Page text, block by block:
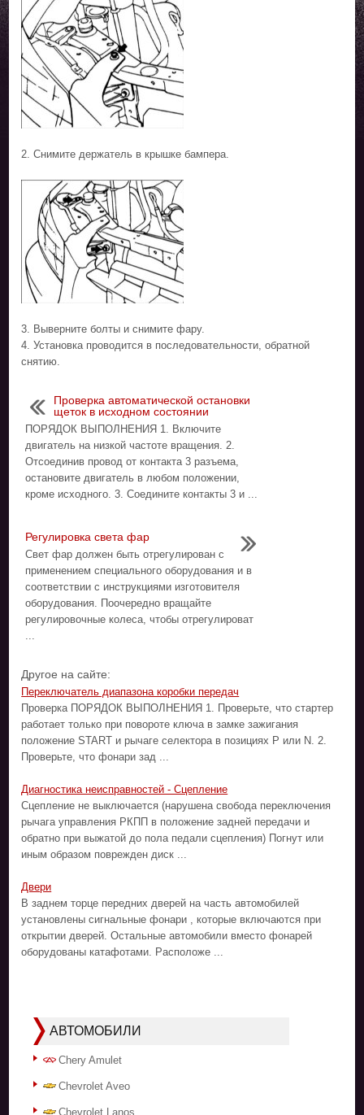
2. Снимите держатель в крышке бампера.
3. Выверните болты и снимите фару.
4. Установка проводится в последовательности, обратной
снятию.
Проверка автоматической остановки
щеток в исходном состоянии
ПОРЯДОК ВЫПОЛНЕНИЯ 1. Включите
двигатель на низкой частоте вращения. 2.
Отсоединив провод от контакта 3 разъема,
остановите двигатель в любом положении,
кроме исходного. 3. Соедините контакты 3 и ...
Регулировка света фар
Свет фар должен быть отрегулирован с
применением специального оборудования и в
соответствии с инструкциями изготовителя
оборудования. Поочередно вращайте
регулировочные колеса, чтобы отрегулироват
Другое на сайте:
Переключатель диапазона коробки передач
Проверка ПОРЯДОК ВЫПОЛНЕНИЯ 1. Проверьте, что стартер
работает только при повороте ключа в замке зажигания
положение START и рычаге селектора в позициях Р или N. 2.
Проверьте, что фонари зад ...
Диагностика неисправностей - Сцепление
Сцепление не выключается (нарушена свобода переключения
рычага управления РКПП в положение задней передачи и
обратно при выжатой до пола педали сцепления) Погнут или
иным образом поврежден диск ...
Двери
В заднем торце передних дверей на часть автомобилей
установлены сигнальные фонари , которые включаются при
открытии дверей. Остальные автомобили вместо фонарей
оборудованы катафотами. Расположе ...
АВТОМОБИЛИ
Chery Amulet
Chevrolet Aveo
Chevrolet Lanos